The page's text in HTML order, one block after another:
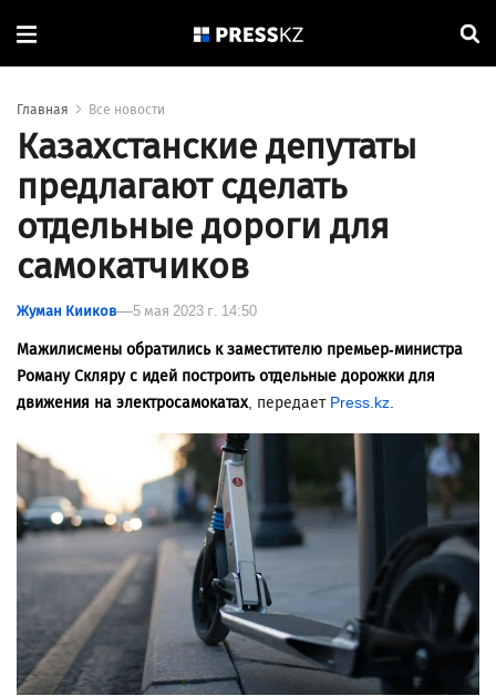
Главная Все новости
Казахстанские депутаты
предлагают сделать
отдельные дороги для
самокатчиков
Жуман Кииков 5 мая 2023 г. 14:50
Мажилисмены обратились к заместителю премьер-министра
Роману Скляру с идей построить отдельные дорожки для
движения на электросамокатах, передает Press.kz.